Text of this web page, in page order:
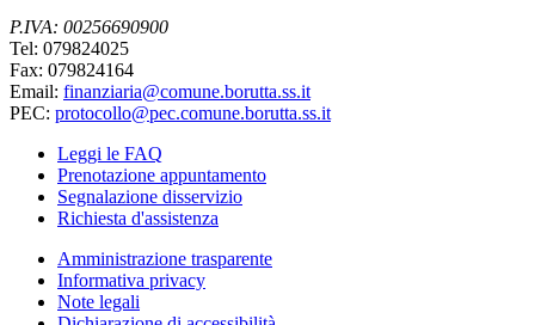
P.IVA: 00256690900
Tel: 079824025
Fax: 079824164
Email: finanziaria@comune.borutta.ss.it
PEC: protocollo@pec.comune.borutta.ss.it
Leggi le FAQ
Prenotazione appuntamento
Segnalazione disservizio
Richiesta d'assistenza
Amministrazione trasparente
Informativa privacy
Note legali